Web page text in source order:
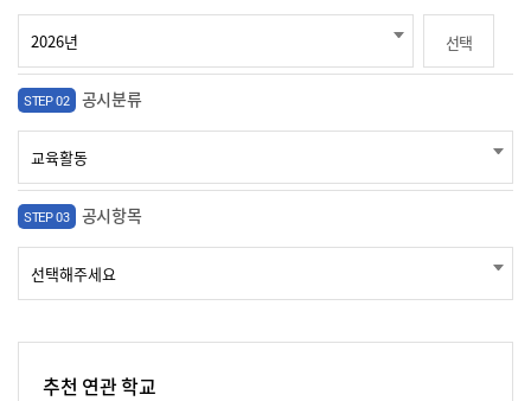
선택
STEP 02 공시분류
STEP 03 공시항목
추천 연관 학교